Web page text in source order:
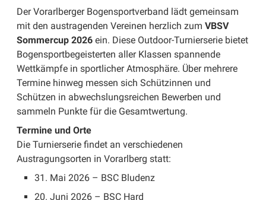
Der Vorarlberger Bogensportverband lädt gemeinsam
mit den austragenden Vereinen herzlich zum VBSV
Sommercup 2026ein. Diese Outdoor-Turnierserie bietet
Bogensportbegeisterten aller Klassen spannende
Wettkämpfe in sportlicher Atmosphäre. Über mehrere
Termine hinweg messen sich Schützinnen und
Schützen in abwechslungsreichen Bewerben und
sammeln Punkte für die Gesamtwertung.
Termine und Orte
Die Turnierserie findet an verschiedenen
Austragungsorten in Vorarlberg statt:
31. Mai 2026 – BSC Bludenz
20. Juni 2026 – BSC Hard